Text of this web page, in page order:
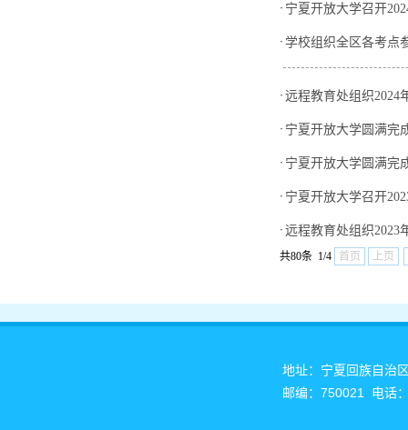
· 宁夏开放大学召开
· 学校组织全区各考点
· 远程教育处组织2024
· 宁夏开放大学圆满完
· 宁夏开放大学圆满完
· 宁夏开放大学召开
· 远程教育处组织2023
共80条 1/4 首页 上页
地址：宁夏回族自治
邮编：750021 电话